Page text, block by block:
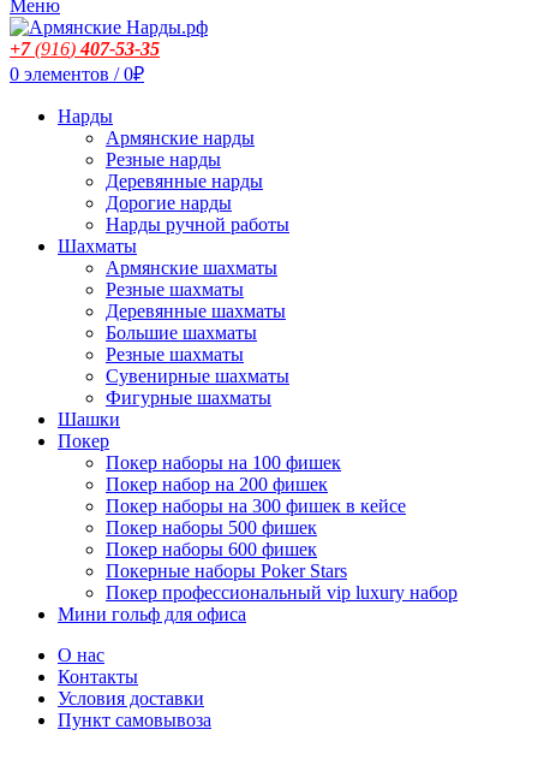
Меню
+7(916)407-53-35
0 элементов / 0₽
Нарды
Армянские нарды
Резные нарды
Деревянные нарды
Дорогие нарды
Нарды ручной работы
Шахматы
Армянские шахматы
Резные шахматы
Деревянные шахматы
Большие шахматы
Резные шахматы
Сувенирные шахматы
Фигурные шахматы
Шашки
Покер
Покер наборы на 100 фишек
Покер набор на 200 фишек
Покер наборы на 300 фишек в кейсе
Покер наборы 500 фишек
Покер наборы 600 фишек
Покерные наборы Poker Stars
Покер профессиональный vip luxury набор
Мини гольф для офиса
О нас
Контакты
Условия доставки
Пункт самовывоза